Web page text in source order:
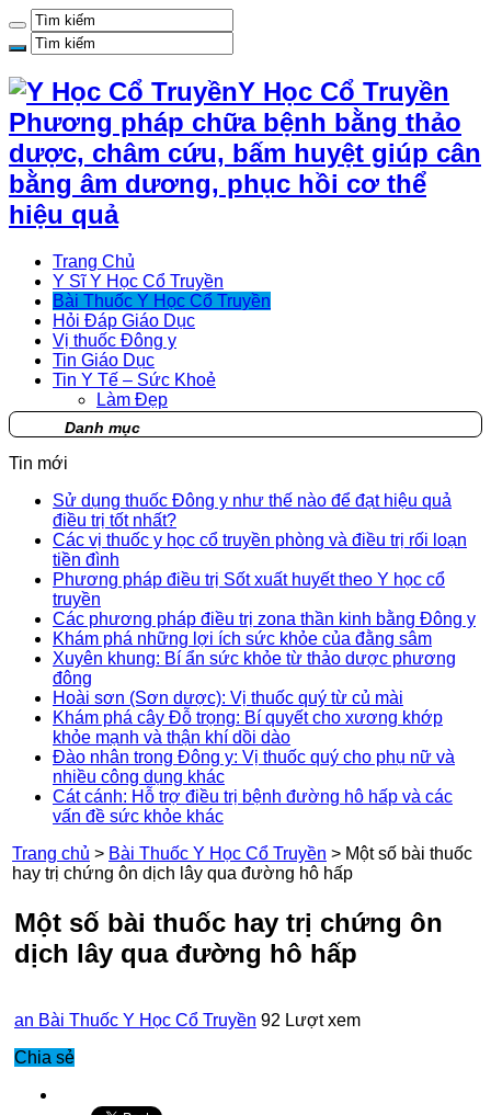
Y Học Cổ Truyền
Phương pháp chữa bệnh bằng thảo
dược, châm cứu, bấm huyệt giúp cân
bằng âm dương, phục hồi cơ thể
hiệu quả
Trang Chủ
Y Sĩ Y Học Cổ Truyền
Bài Thuốc Y Học Cổ Truyền
Hỏi Đáp Giáo Dục
Vị thuốc Đông y
Tin Giáo Dục
Tin Y Tế – Sức Khoẻ
Làm Đẹp
Danh mục
Tin mới
Sử dụng thuốc Đông y như thế nào để đạt hiệu quả
điều trị tốt nhất?
Các vị thuốc y học cổ truyền phòng và điều trị rối loạn
tiền đình
Phương pháp điều trị Sốt xuất huyết theo Y học cổ
truyền
Các phương pháp điều trị zona thần kinh bằng Đông y
Khám phá những lợi ích sức khỏe của đằng sâm
Xuyên khung: Bí ẩn sức khỏe từ thảo dược phương
đông
Hoài sơn (Sơn dược): Vị thuốc quý từ củ mài
Khám phá cây Đỗ trọng: Bí quyết cho xương khớp
khỏe mạnh và thận khí dồi dào
Đào nhân trong Đông y: Vị thuốc quý cho phụ nữ và
nhiều công dụng khác
Cát cánh: Hỗ trợ điều trị bệnh đường hô hấp và các
vấn đề sức khỏe khác
Trang chủ > Bài Thuốc Y Học Cổ Truyền > Một số bài thuốc
hay trị chứng ôn dịch lây qua đường hô hấp
Một số bài thuốc hay trị chứng ôn
dịch lây qua đường hô hấp
an Bài Thuốc Y Học Cổ Truyền 92 Lượt xem
Chia sẻ